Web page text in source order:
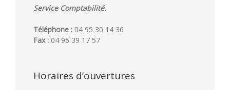
Service Comptabilité.
Téléphone : 04 95 30 14 36
Fax : 04 95 39 17 57
Horaires d’ouvertures